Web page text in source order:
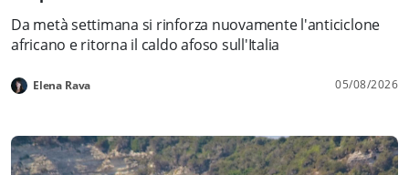
Da metà settimana si rinforza nuovamente l'anticiclone
africano e ritorna il caldo afoso sull'Italia
Elena Rava 05/08/2026